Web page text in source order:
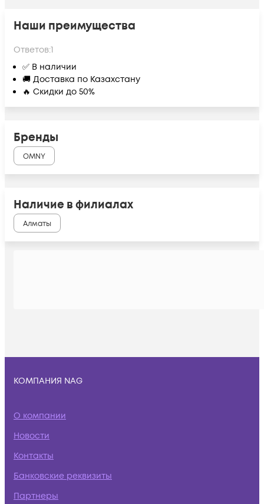
Наши преимущества
Ответов:1
✅ В наличии
🚚 Доставка по Казахстану
🔥 Скидки до 50%
Бренды
OMNY
Наличие в филиалах
Алматы
КОМПАНИЯ NAG
О компании
Новости
Контакты
Банковские реквизиты
Партнеры